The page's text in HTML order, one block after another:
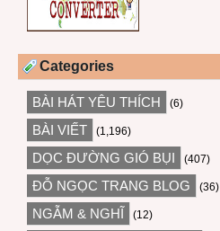
Categories
BÀI HÁT YÊU THÍCH (6)
BÀI VIẾT (1,196)
DỌC ĐƯỜNG GIÓ BỤI (407)
ĐỖ NGỌC TRANG BLOG (36)
NGẪM & NGHĨ (12)